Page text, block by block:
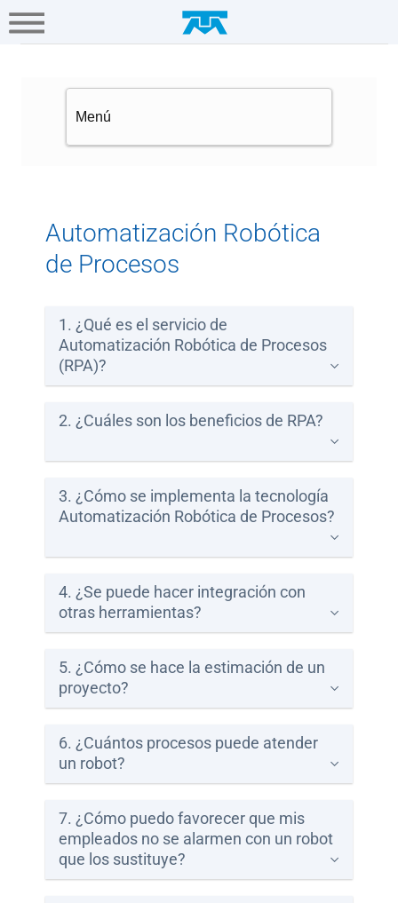
Hogar Empresa Gamers
A+
Conectividad
Portal
Ayuda
SIANA
Ayuda
Centros
Atención
WiFi
Automatización Robótica
de Procesos
1. ¿Qué es el servicio de
Automatización Robótica de Procesos
(RPA)?
2. ¿Cuáles son los beneficios de RPA?
3. ¿Cómo se implementa la tecnología
Automatización Robótica de Procesos?
4. ¿Se puede hacer integración con
otras herramientas?
5. ¿Cómo se hace la estimación de un
proyecto?
6. ¿Cuántos procesos puede atender
un robot?
7. ¿Cómo puedo favorecer que mis
empleados no se alarmen con un robot
que los sustituye?